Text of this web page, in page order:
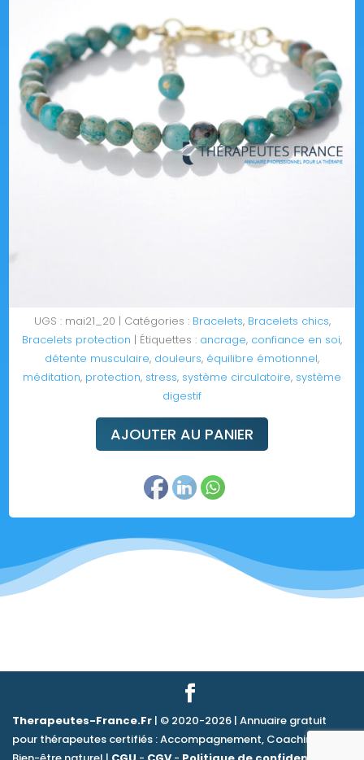
UGS : mai21_20 Catégories : Bracelets, Bracelets chics,
Bracelets protection
Étiquettes : ancrage, confiance en soi,
détente musculaire, douleurs, équilibre émotionnel,
méditation, protection, stress, système circulatoire, système
digestif
AJOUTER AU PANIER
Therapeutes-France.Fr | © 2020-2026 | Annuaire gratuit
pour thérapeutes certifiés : Accompagnement, Coaching &